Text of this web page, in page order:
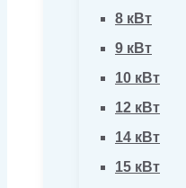
8 кВт
9 кВт
10 кВт
12 кВт
14 кВт
15 кВт